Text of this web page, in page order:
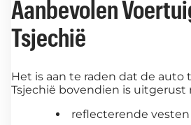
Aanbevolen
Tsjechië
Het is aan te raden dat de auto
Tsjechië bovendien is uitgerust
reflecterende vesten